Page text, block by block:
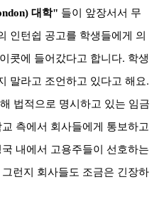
대학" 들이 앞장서서 무
인턴쉽 공고를 학생들에게 의
콧에 들어갔다고 합니다. 학생
말라고 조언하고 있다고 해요.
법적으로 명시하고 있는 임금
측에서 회사들에게 통보하고
내에서 고용주들이 선호하는
런지 회사들도 조금은 긴장하